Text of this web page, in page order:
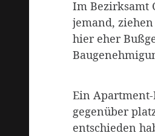
Im Bezirksamt
jemand,
hier eher
Ein
gegenüber
entschieden